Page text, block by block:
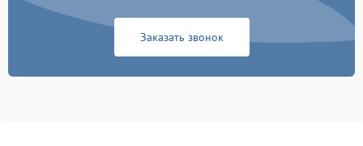
Заказать звонок